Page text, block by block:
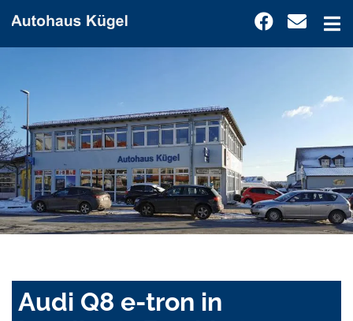
Audi Q8 e-tron in